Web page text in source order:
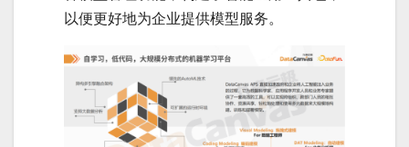
以便更好地为企业提供模型服务。